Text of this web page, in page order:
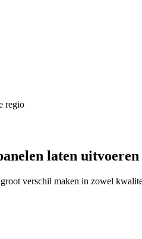
regio
laten uitvoeren
verschil maken in zowel